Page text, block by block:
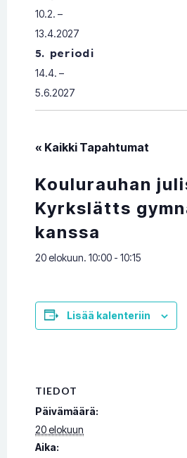
10.2. –
13.4.2027
5. periodi
14.4. –
5.6.2027
« Kaikki Tapahtumat
Koulurauhan
Kyrkslätts
kanssa
20 elokuun. 10:00 - 10:15
Lisää kalenteriin
TIEDOT
Päivämäärä:
20 elokuun
Aika: